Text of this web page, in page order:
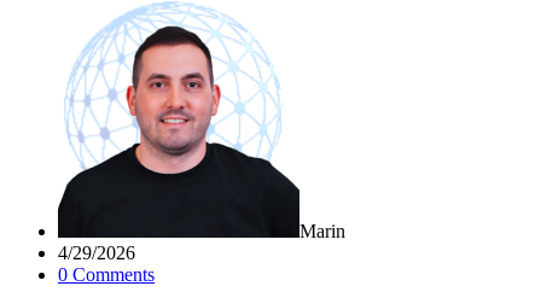
Marin
4/29/2026
0 Comments